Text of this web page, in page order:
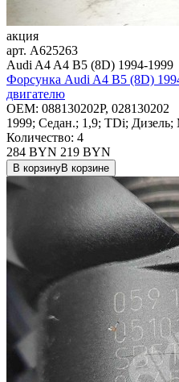
акция
арт. A625263
Audi A4 A4 B5 (8D) 1994-1999
Форсунка Audi A4 B5 (8D)
двигателю
OEM: 088130202P, 028130202
1999; Седан.; 1,9; TDi;
Количество: 4
284 BYN 219 BYN
В корзинуВ корзине